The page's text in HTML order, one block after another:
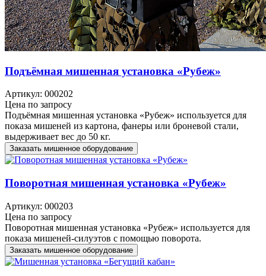
Подъёмная мишенная установка «Рубеж»
Артикул: 000202
Цена по запросу
Подъёмная мишенная установка «Рубеж» используется для
показа мишеней из картона, фанеры или броневой стали,
выдерживает вес до 50 кг.
Заказать мишенное оборудование
Поворотная мишенная установка «Рубеж»
Артикул: 000203
Цена по запросу
Поворотная мишенная установка «Рубеж» используется для
показа мишеней-силуэтов с помощью поворота.
Заказать мишенное оборудование